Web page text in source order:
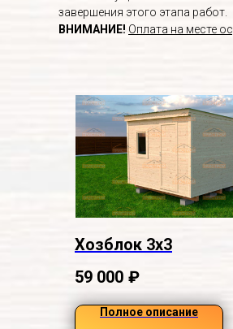
завершения этого этапа работ.
ВНИМАНИЕ! Оплата на месте
Хозблок 3х3
59 000 ₽
Полное описание